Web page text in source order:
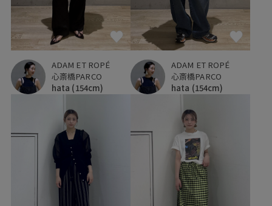
ADAM ET ROPÉ
心斎橋PARCO
hata (154cm)
ADAM ET ROPÉ
心斎橋PARCO
hata (154cm)